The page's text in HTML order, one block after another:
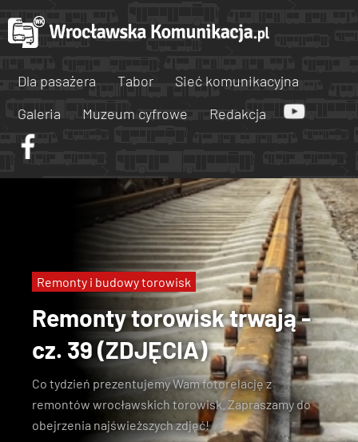
Dla pasażera Tabor
Sieć komunikacyjna
Galeria
Muzeum cyfrowe Redakcja
Remonty torowisk trwają -
cz. 39 (ZDJĘCIA)
Co tydzień prezentujemy Wam fotorelację z
remontów wrocławskich torowisk. Zapraszamy do
obejrzenia najświeższych zdjęć!
Remonty i budowy torowisk